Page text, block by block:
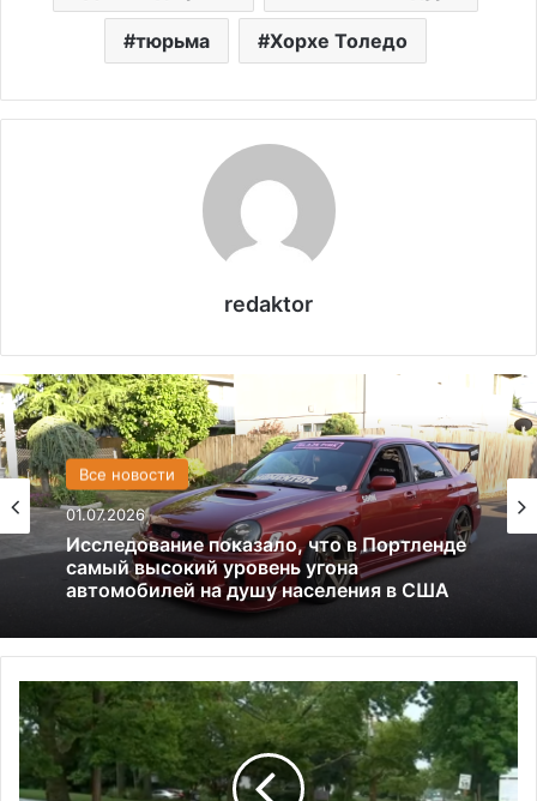
тюрьма Хорхе Толедо
redaktor
США
13.06.2025
Америка имеет огромный избыток сыра
о
с
т
ч